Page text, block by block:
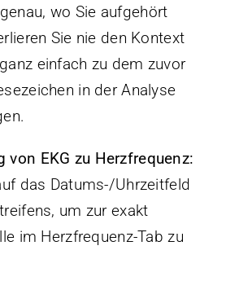
wo Sie aufgehört
Sie nie den Kontext
einfach zu dem zuvor
in der Analyse
von EKG zu Herzfrequenz:
das Datums-/Uhrzeitfeld
um zur exakt
im Herzfrequenz-Tab zu